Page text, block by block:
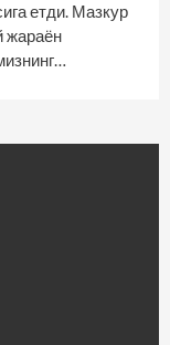
етди. Мазкур
жараён